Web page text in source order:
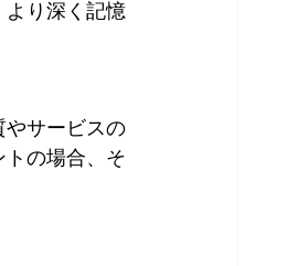
より深く記憶
やサービスの
の場合、そ